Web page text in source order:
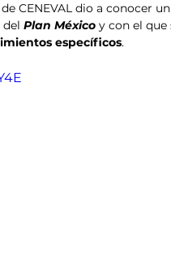
CENEVAL dio a conocer
del Plan México y con el
específicos.